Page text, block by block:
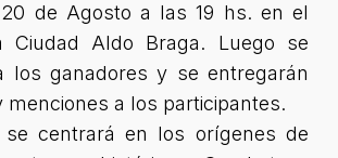
de Agosto a las 19 hs. en el
Ciudad Aldo Braga. Luego se
los ganadores y se entregarán
menciones a los participantes.
se centrará en los orígenes de